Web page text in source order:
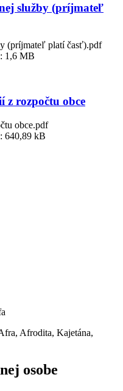
služby (príjmateľ
(príjmateľ platí časť).pdf
1,6 MB
z rozpočtu obce
obce.pdf
640,89 kB
Afrodita, Kajetána,
osobe